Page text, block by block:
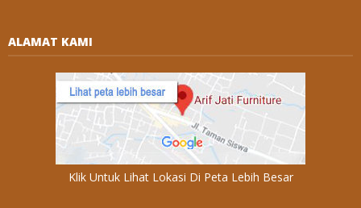
ALAMAT KAMI
Klik Untuk Lihat Lokasi Di Peta Lebih Besar